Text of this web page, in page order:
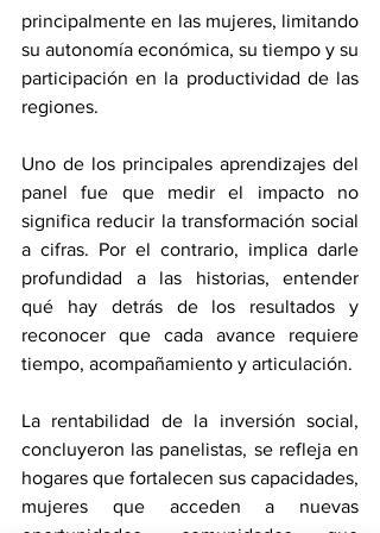
principalmente en las mujeres, limitando
su autonomía económica, su tiempo y su
participación en la productividad de las
regiones.
Uno de los principales aprendizajes del
panel fue que medir el impacto no
significa reducir la transformación social
a cifras. Por el contrario, implica darle
profundidad a las historias, entender
qué hay detrás de los resultados y
reconocer que cada avance requiere
tiempo, acompañamiento y articulación.
La rentabilidad de la inversión social,
concluyeron las panelistas, se refleja en
hogares que fortalecen sus capacidades,
mujeres que acceden a nuevas